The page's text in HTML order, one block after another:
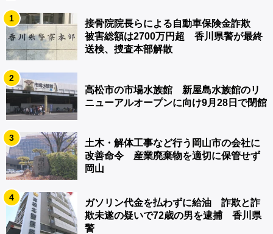
1
接骨院院長らによる自動車保険金詐欺
被害総額は2700万円超 香川県警が最終
送検、捜査本部解散
2
高松市の市場水族館 新屋島水族館のリ
ニューアルオープンに向け9月28日で閉館
3
土木・解体工事など行う岡山市の会社に
改善命令 産業廃棄物を適切に保管せず
岡山
4
ガソリン代金を払わずに給油 詐欺と詐
欺未遂の疑いで72歳の男を逮捕 香川県
警